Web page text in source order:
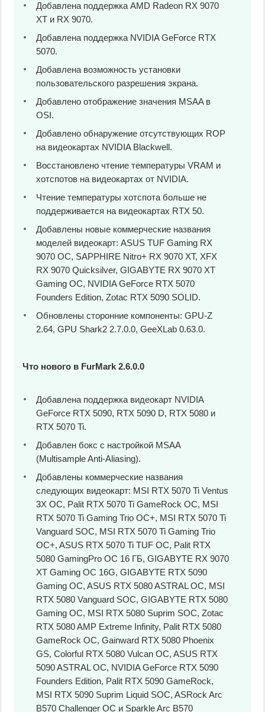
Добавлена поддержка AMD Radeon RX 9070
XT и RX 9070.
Добавлена поддержка NVIDIA GeForce RTX
5070.
Добавлена возможность установки
пользовательского разрешения экрана.
Добавлено отображение значения MSAA в
OSI.
Добавлено обнаружение отсутствующих ROP
на видеокартах NVIDIA Blackwell.
Восстановлено чтение температуры VRAM и
хотспотов на видеокартах от NVIDIA.
Чтение температуры хотспота больше не
поддерживается на видеокартах RTX 50.
Добавлены новые коммерческие названия
моделей видеокарт: ASUS TUF Gaming RX
9070 OC, SAPPHIRE Nitro+ RX 9070 XT, XFX
RX 9070 Quicksilver, GIGABYTE RX 9070 XT
Gaming OC, NVIDIA GeForce RTX 5070
Founders Edition, Zotac RTX 5090 SOLID.
Обновлены сторонние компоненты: GPU-Z
2.64, GPU Shark2 2.7.0.0, GeeXLab 0.63.0.
Что нового в FurMark 2.6.0.0
Добавлена ​​поддержка видеокарт NVIDIA
GeForce RTX 5090, RTX 5090 D, RTX 5080 и
RTX 5070 Ti.
Добавлен бокс с настройкой MSAA
(Multisample Anti-Aliasing).
Добавлены коммерческие названия
следующих видеокарт: MSI RTX 5070 Ti Ventus
3X OC, Palit RTX 5070 Ti GameRock OC, MSI
RTX 5070 Ti Gaming Trio OC+, MSI RTX 5070 Ti
Vanguard SOC, MSI RTX 5070 Ti Gaming Trio
OC+, ASUS RTX 5070 Ti TUF OC, Palit RTX
5080 GamingPro OC 16 ГБ, GIGABYTE RX 9070
XT Gaming OC 16G, GIGABYTE RTX 5090
Gaming OC, ASUS RTX 5080 ASTRAL OC, MSI
RTX 5080 Vanguard SOC, GIGABYTE RTX 5080
Gaming OC, MSI RTX 5080 Suprim SOC, Zotac
RTX 5080 AMP Extreme Infinity, Palit RTX 5080
GameRock OC, Gainward RTX 5080 Phoenix
GS, Colorful RTX 5080 Vulcan OC, ASUS RTX
5090 ASTRAL OC, NVIDIA GeForce RTX 5090
Founders Edition, Palit RTX 5090 GameRock,
MSI RTX 5090 Suprim Liquid SOC, ASRock Arc
B570 Challenger OC и Sparkle Arc B570